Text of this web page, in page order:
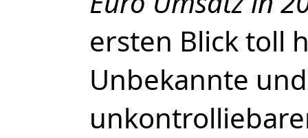
ersten Blick toll
Unbekannte